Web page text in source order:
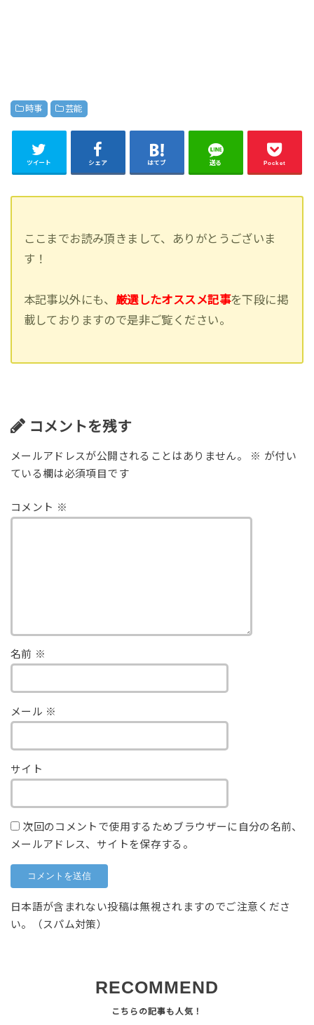
時事 芸能
ツイート シェア はてブ 送る Pocket
ここまでお読み頂きまして、ありがとうございま
す！
本記事以外にも、 厳選したオススメ記事を下段に掲
載しておりますので是非ご覧ください。
コメントを残す
メールアドレスが公開されることはありません。 ※ が付い
ている欄は必須項目です
コメント ※
名前 ※
メール ※
サイト
次回のコメントで使用するためブラウザーに自分の名前、
メールアドレス、サイトを保存する。
日本語が含まれない投稿は無視されますのでご注意くださ
い。（スパム対策）
RECOMMEND